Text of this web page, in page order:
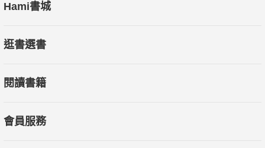
會是一個非常令人興奮的新世界。
與洞察全球主管
雪曼寫了一本出色的書，不僅研究透徹、文筆優美，而且對什麼
Hami書城
逛書選書
閱讀書籍
會員服務